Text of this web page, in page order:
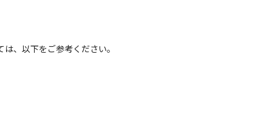
、以下をご参考ください。